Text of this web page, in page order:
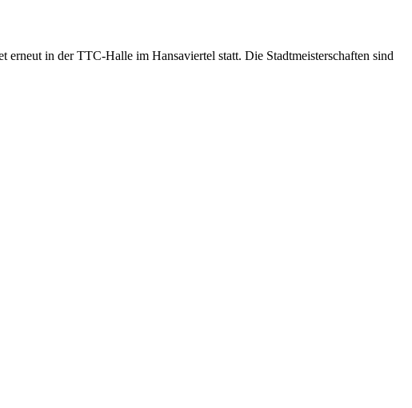
in der TTC-Halle im Hansaviertel statt. Die Stadtmeisterschaften sind